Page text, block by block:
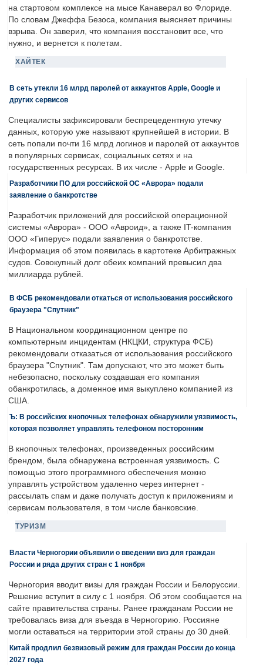
на стартовом комплексе на мысе Канаверал во Флориде.
По словам Джеффа Безоса, компания выясняет причины
взрыва. Он заверил, что компания восстановит все, что
нужно, и вернется к полетам.
ХАЙТЕК
В сеть утекли 16 млрд паролей от аккаунтов Apple, Google и
других сервисов
Специалисты зафиксировали беспрецедентную утечку
данных, которую уже называют крупнейшей в истории. В
сеть попали почти 16 млрд логинов и паролей от аккаунтов
в популярных сервисах, социальных сетях и на
государственных ресурсах. В их числе - Apple и Google.
Разработчики ПО для российской ОС «Аврора» подали
заявление о банкротстве
Разработчик приложений для российской операционной
системы «Аврора» - ООО «Авроид», а также IT-компания
ООО «Гиперус» подали заявления о банкротстве.
Информация об этом появилась в картотеке Арбитражных
судов. Совокупный долг обеих компаний превысил два
миллиарда рублей.
В ФСБ рекомендовали откаться от использования российского
браузера "Спутник"
В Национальном координационном центре по
компьютерным инцидентам (НКЦКИ, структура ФСБ)
рекомендовали отказаться от использования российского
браузера "Спутник". Там допускают, что это может быть
небезопасно, поскольку создавшая его компания
обанкротилась, а доменное имя выкуплено компанией из
США.
Ъ: В российских кнопочных телефонах обнаружили уязвимость,
которая позволяет управлять телефоном посторонним
В кнопочных телефонах, произведенных российским
брендом, была обнаружена встроенная уязвимость. С
помощью этого программного обеспечения можно
управлять устройством удаленно через интернет -
рассылать спам и даже получать доступ к приложениям и
сервисам пользователя, в том числе банковские.
ТУРИЗМ
Власти Черногории объявили о введении виз для граждан
России и ряда других стран с 1 ноября
Черногория вводит визы для граждан России и Белоруссии.
Решение вступит в силу с 1 ноября. Об этом сообщается на
сайте правительства страны. Ранее гражданам России не
требовалась виза для въезда в Черногорию. Россияне
могли оставаться на территории этой страны до 30 дней.
Китай продлил безвизовый режим для граждан России до конца
2027 года